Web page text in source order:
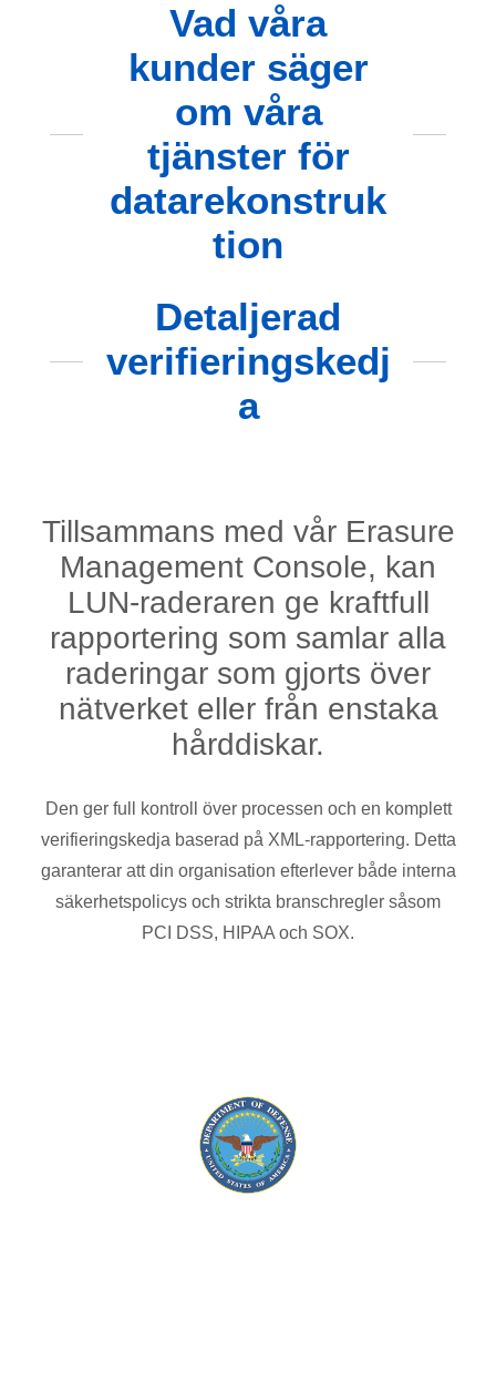
Vad våra
kunder säger
om våra
tjänster för
datarekonstruk
tion
Detaljerad
verifieringskedj
a
Tillsammans med vår Erasure
Management Console, kan
LUN-raderaren ge kraftfull
rapportering som samlar alla
raderingar som gjorts över
nätverket eller från enstaka
hårddiskar.
Den ger full kontroll över processen och en komplett
verifieringskedja baserad på XML-rapportering. Detta
garanterar att din organisation efterlever både interna
säkerhetspolicys och strikta branschregler såsom
PCI DSS, HIPAA och SOX.